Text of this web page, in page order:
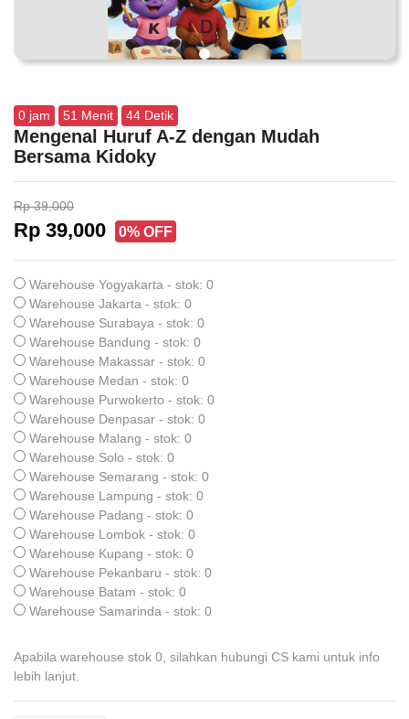
0 jam 51 Menit 43 Detik
Mengenal Huruf A-Z dengan Mudah
Bersama Kidoky
Rp 39,000
Rp 39,000 0% OFF
Warehouse Yogyakarta - stok: 0
Warehouse Jakarta - stok: 0
Warehouse Surabaya - stok: 0
Warehouse Bandung - stok: 0
Warehouse Makassar - stok: 0
Warehouse Medan - stok: 0
Warehouse Purwokerto - stok: 0
Warehouse Denpasar - stok: 0
Warehouse Malang - stok: 0
Warehouse Solo - stok: 0
Warehouse Semarang - stok: 0
Warehouse Lampung - stok: 0
Warehouse Padang - stok: 0
Warehouse Lombok - stok: 0
Warehouse Kupang - stok: 0
Warehouse Pekanbaru - stok: 0
Warehouse Batam - stok: 0
Warehouse Samarinda - stok: 0
Apabila warehouse stok 0, silahkan hubungi CS kami untuk info
lebih lanjut.